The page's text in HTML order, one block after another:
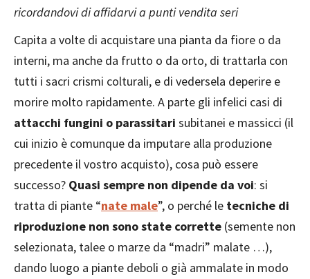
ricordandovi di affidarvi a punti vendita seri
Capita a volte di acquistare una pianta da fiore o da
interni, ma anche da frutto o da orto, di trattarla con
tutti i sacri crismi colturali, e di vedersela deperire e
morire molto rapidamente. A parte gli infelici casi di
attacchi fungini o parassitari subitanei e massicci (il
cui inizio è comunque da imputare alla produzione
precedente il vostro acquisto), cosa può essere
successo? Quasi sempre non dipende da voi: si
tratta di piante “nate male”, o perché le tecniche di
riproduzione non sono state corrette (semente non
selezionata, talee o marze da “madri” malate …),
dando luogo a piante deboli o già ammalate in modo